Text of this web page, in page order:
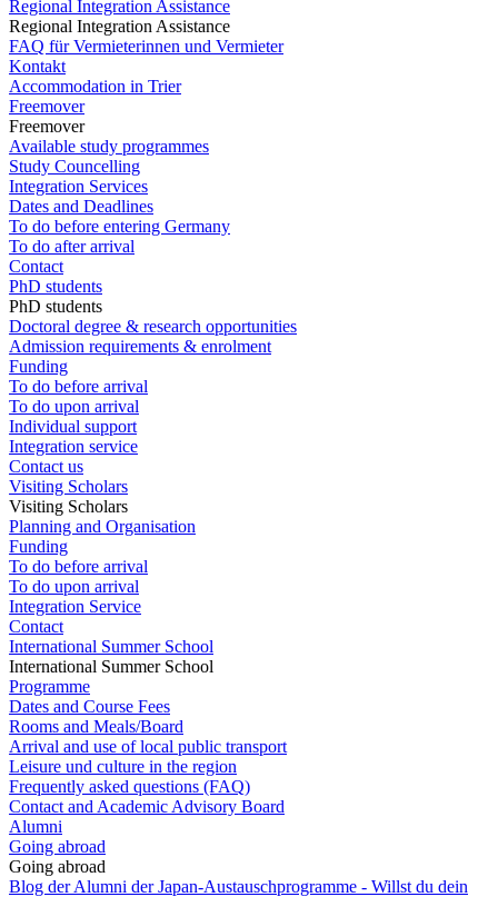
Regional Integration Assistance
Regional Integration Assistance
FAQ für Vermieterinnen und Vermieter
Kontakt
Accommodation in Trier
Freemover
Freemover
Available study programmes
Study Councelling
Integration Services
Dates and Deadlines
To do before entering Germany
To do after arrival
Contact
PhD students
PhD students
Doctoral degree & research opportunities
Admission requirements & enrolment
Funding
To do before arrival
To do upon arrival
Individual support
Integration service
Contact us
Visiting Scholars
Visiting Scholars
Planning and Organisation
Funding
To do before arrival
To do upon arrival
Integration Service
Contact
International Summer School
International Summer School
Programme
Dates and Course Fees
Rooms and Meals/Board
Arrival and use of local public transport
Leisure und culture in the region
Frequently asked questions (FAQ)
Contact and Academic Advisory Board
Alumni
Going abroad
Going abroad
Blog der Alumni der Japan-Austauschprogramme - Willst du dein